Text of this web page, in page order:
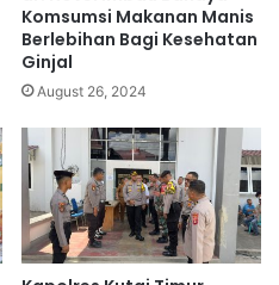
Komsumsi Makanan Manis
Berlebihan Bagi Kesehatan
Ginjal
August 26, 2024